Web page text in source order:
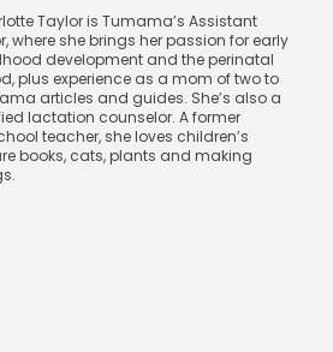
Taylor is Tumama’s Assistant
where she brings her passion for early
development and the perinatal
plus experience as a mom of two to
articles and guides. She’s also a
lactation counselor. A former
teacher, she loves children’s
books, cats, plants and making